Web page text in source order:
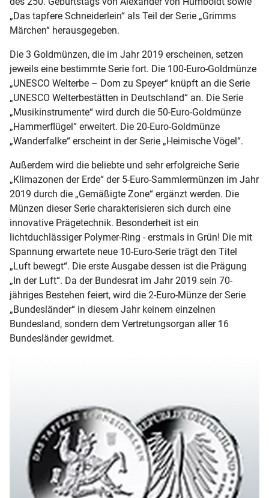
„Das tapfere Schneiderlein“ als Teil der Serie „Grimms
Märchen“ herausgegeben.
Die 3 Goldmünzen, die im Jahr 2019 erscheinen, setzen
jeweils eine bestimmte Serie fort. Die 100-Euro-Goldmünze
„UNESCO Welterbe – Dom zu Speyer“ knüpft an die Serie
„UNESCO Welterbestätten in Deutschland“ an. Die Serie
„Musikinstrumente“ wird durch die 50-Euro-Goldmünze
„Hammerflügel“ erweitert. Die 20-Euro-Goldmünze
„Wanderfalke“ erscheint in der Serie „Heimische Vögel“.
Außerdem wird die beliebte und sehr erfolgreiche Serie
„Klimazonen der Erde“ der 5-Euro-Sammlermünzen im Jahr
2019 durch die „Gemäßigte Zone“ ergänzt werden. Die
Münzen dieser Serie charakterisieren sich durch eine
innovative Prägetechnik. Besonderheit ist ein
lichtduchlässiger Polymer-Ring - erstmals in Grün! Die mit
Spannung erwartete neue 10-Euro-Serie trägt den Titel
„Luft bewegt“. Die erste Ausgabe dessen ist die Prägung
„In der Luft“. Da der Bundesrat im Jahr 2019 sein 70-
jähriges Bestehen feiert, wird die 2-Euro-Münze der Serie
„Bundesländer“ in diesem Jahr keinem einzelnen
Bundesland, sondern dem Vertretungsorgan aller 16
Bundesländer gewidmet.